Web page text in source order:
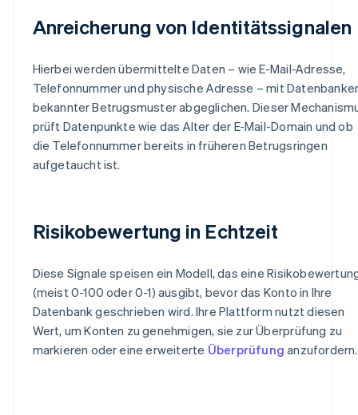
Anreicherung von Identitätssignalen
Hierbei werden übermittelte Daten – wie E-Mail-Adresse,
Telefonnummer und physische Adresse – mit
bekannter Betrugsmuster abgeglichen. Dieser
prüft Datenpunkte wie das Alter der E-Mail-Domain und ob
die Telefonnummer bereits in früheren Betrugsringen
aufgetaucht ist.
Risikobewertung in Echtzeit
Diese Signale speisen ein Modell, das eine
(meist 0-100 oder 0-1) ausgibt, bevor das Konto in Ihre
Datenbank geschrieben wird. Ihre Plattform nutzt diesen
Wert, um Konten zu genehmigen, sie zur Überprüfung zu
markieren oder eine erweiterte Überprüfung anzufordern.